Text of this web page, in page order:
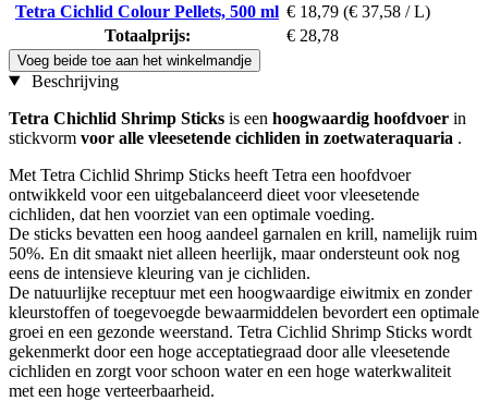
Tetra Cichlid Colour Pellets, 500 ml € 18,79 (€ 37,58 / L)
Totaalprijs:
€ 28,78
Voeg beide toe aan het winkelmandje
Beschrijving
Tetra Chichlid Shrimp Sticks is een hoogwaardig hoofdvoer in
stickvorm voor alle vleesetende cichliden in zoetwateraquaria .
Met Tetra Cichlid Shrimp Sticks heeft Tetra een hoofdvoer
ontwikkeld voor een uitgebalanceerd dieet voor vleesetende
cichliden, dat hen voorziet van een optimale voeding.
De sticks bevatten een hoog aandeel garnalen en krill, namelijk ruim
50%. En dit smaakt niet alleen heerlijk, maar ondersteunt ook nog
eens de intensieve kleuring van je cichliden.
De natuurlijke receptuur met een hoogwaardige eiwitmix en zonder
kleurstoffen of toegevoegde bewaarmiddelen bevordert een optimale
groei en een gezonde weerstand. Tetra Cichlid Shrimp Sticks wordt
gekenmerkt door een hoge acceptatiegraad door alle vleesetende
cichliden en zorgt voor schoon water en een hoge waterkwaliteit
met een hoge verteerbaarheid.